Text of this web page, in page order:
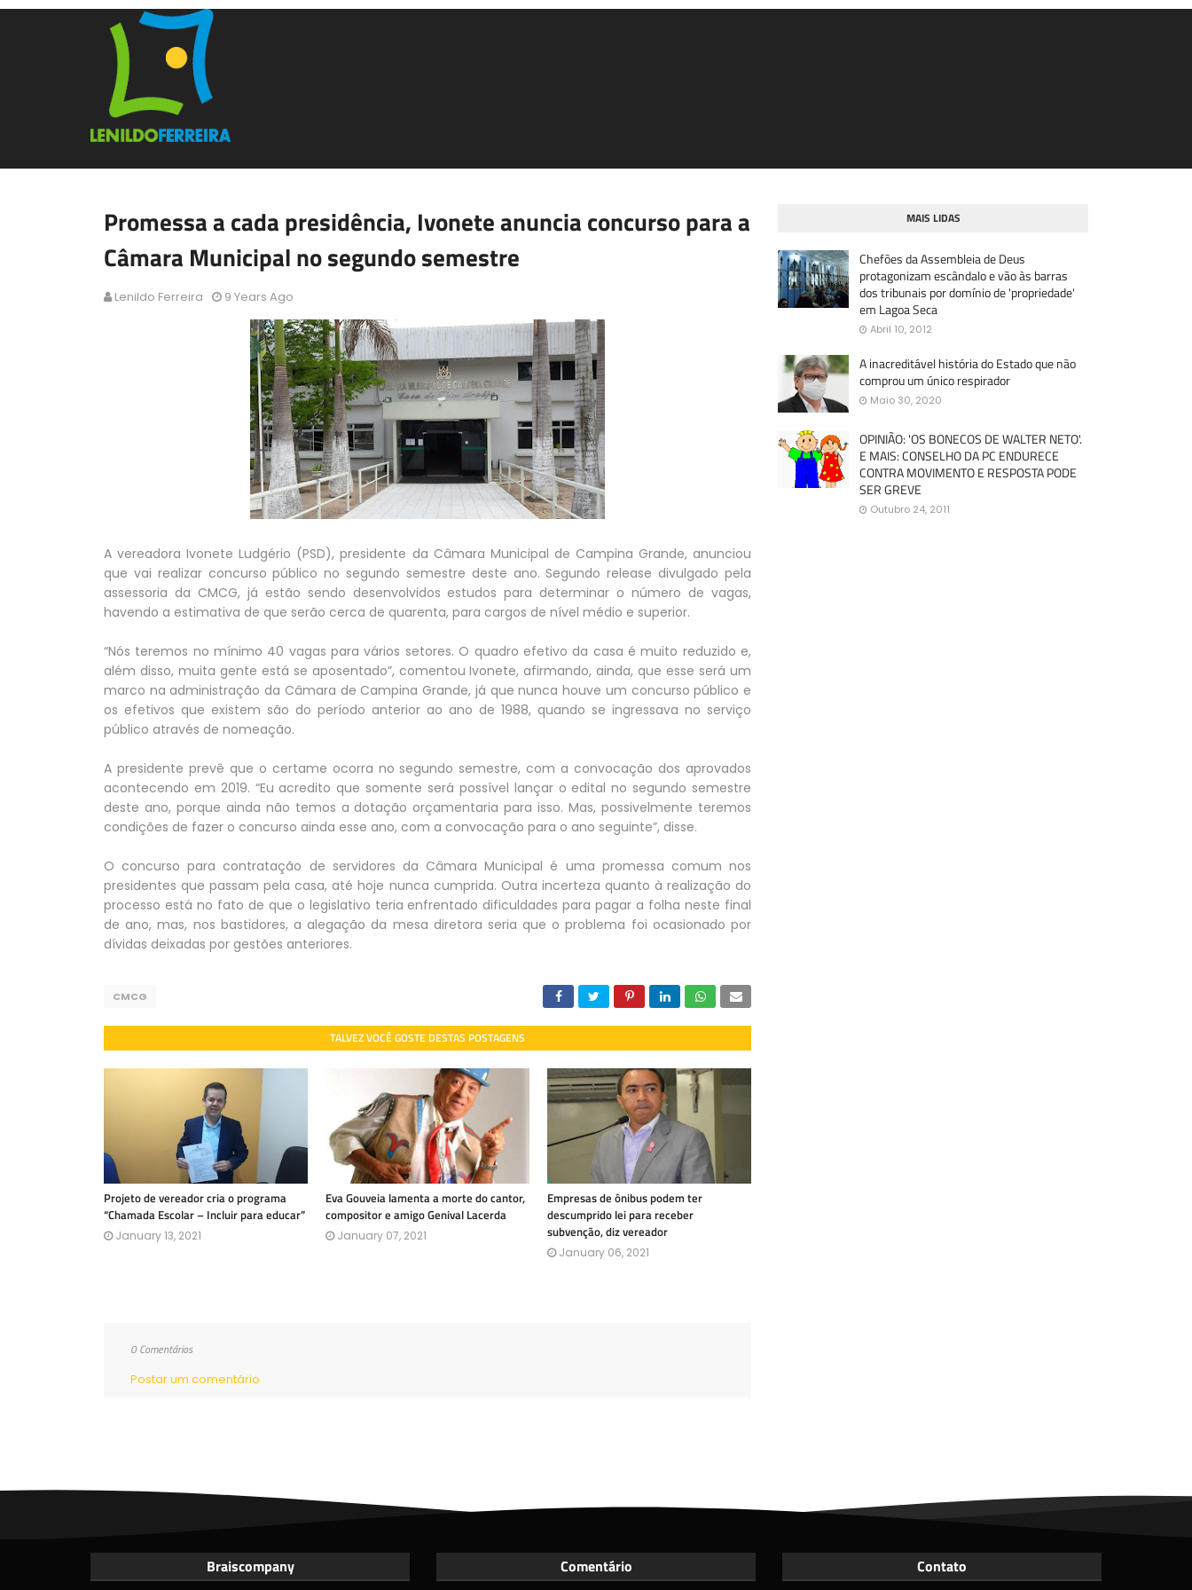
Promessa a cada presidência, Ivonete anuncia concurso para a
Câmara Municipal no segundo semestre
Lenildo Ferreira 9 Years Ago
A vereadora Ivonete Ludgério (PSD), presidente da Câmara Municipal de Campina Grande, anunciou
que vai realizar concurso público no segundo semestre deste ano. Segundo release divulgado pela
assessoria da CMCG, já estão sendo desenvolvidos estudos para determinar o número de vagas,
havendo a estimativa de que serão cerca de quarenta, para cargos de nível médio e superior.
“Nós teremos no mínimo 40 vagas para vários setores. O quadro efetivo da casa é muito reduzido e,
além disso, muita gente está se aposentado”, comentou Ivonete, afirmando, ainda, que esse será um
marco na administração da Câmara de Campina Grande, já que nunca houve um concurso público e
os efetivos que existem são do período anterior ao ano de 1988, quando se ingressava no serviço
público através de nomeação.
A presidente prevê que o certame ocorra no segundo semestre, com a convocação dos aprovados
acontecendo em 2019. “Eu acredito que somente será possível lançar o edital no segundo semestre
deste ano, porque ainda não temos a dotação orçamentaria para isso. Mas, possivelmente teremos
condições de fazer o concurso ainda esse ano, com a convocação para o ano seguinte”, disse.
O concurso para contratação de servidores da Câmara Municipal é uma promessa comum nos
presidentes que passam pela casa, até hoje nunca cumprida. Outra incerteza quanto à realização do
processo está no fato de que o legislativo teria enfrentado dificuldades para pagar a folha neste final
de ano, mas, nos bastidores, a alegação da mesa diretora seria que o problema foi ocasionado por
dívidas deixadas por gestões anteriores.
CMCG
TALVEZ VOCÊ GOSTE DESTAS POSTAGENS
Projeto de vereador cria o programa
“Chamada Escolar – Incluir para educar”
January 13, 2021
Eva Gouveia lamenta a morte do cantor,
compositor e amigo Genival Lacerda
January 07, 2021
Empresas de ônibus podem ter
descumprido lei para receber
subvenção, diz vereador
January 06, 2021
0 Comentários
Postar um comentário
MAIS LIDAS
Chefões da Assembleia de Deus
protagonizam escândalo e vão às barras
dos tribunais por domínio de 'propriedade'
em Lagoa Seca
Abril 10, 2012
A inacreditável história do Estado que não
comprou um único respirador
Maio 30, 2020
OPINIÃO: 'OS BONECOS DE WALTER NETO'.
E MAIS: CONSELHO DA PC ENDURECE
CONTRA MOVIMENTO E RESPOSTA PODE
SER GREVE
Outubro 24, 2011
Braiscompany Comentário Contato